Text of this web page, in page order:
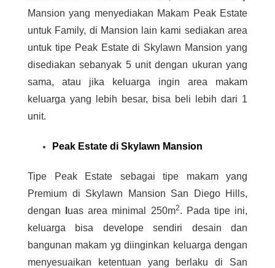
Mansion yang menyediakan Makam Peak Estate
untuk Family, di Mansion lain kami sediakan area
untuk tipe Peak Estate di Skylawn Mansion yang
disediakan sebanyak 5 unit dengan ukuran yang
sama, atau jika keluarga ingin area makam
keluarga yang lebih besar, bisa beli lebih dari 1
unit.
Peak Estate di Skylawn Mansion
Tipe Peak Estate sebagai tipe makam yang
Premium di Skylawn Mansion San Diego Hills,
dengan
uas area minimal 250m2. Pada tipe ini,
keluarga bisa develope sendiri desain dan
bangunan makam yg diinginkan keluarga dengan
menyesuaikan ketentuan yang berlaku di San